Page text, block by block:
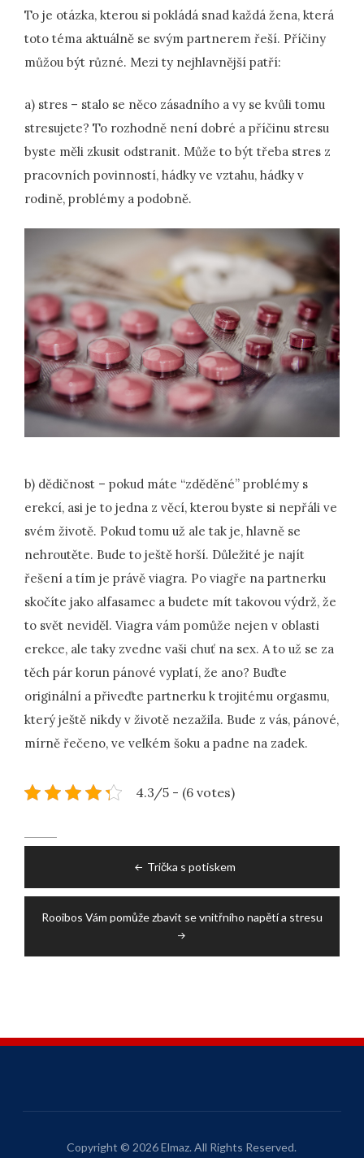
To je otázka, kterou si pokládá snad každá žena, která
toto téma aktuálně se svým partnerem řeší. Příčiny
můžou být různé. Mezi ty nejhlavnější patří:
a) stres – stalo se něco zásadního a vy se kvůli tomu
stresujete? To rozhodně není dobré a příčinu stresu
byste měli zkusit odstranit. Může to být třeba stres z
pracovních povinností, hádky ve vztahu, hádky v
rodině, problémy a podobně.
b) dědičnost – pokud máte “zděděné” problémy s
erekcí, asi je to jedna z věcí, kterou byste si nepřáli ve
svém životě. Pokud tomu už ale tak je, hlavně se
nehroutěte. Bude to ještě horší. Důležité je najít
řešení a tím je právě viagra. Po viagře na partnerku
skočíte jako alfasamec a budete mít takovou výdrž, že
to svět neviděl. Viagra vám pomůže nejen v oblasti
erekce, ale taky zvedne vaši chuť na sex. A to už se za
těch pár korun pánové vyplatí, že ano? Buďte
originální a přiveďte partnerku k trojitému orgasmu,
který ještě nikdy v životě nezažila. Bude z vás, pánové,
mírně řečeno, ve velkém šoku a padne na zadek.
4.3/5 - (6 votes)
Trička s potiskem
Rooibos Vám pomůže zbavit se vnitřního napětí a stresu
Copyright © 2026 Elmaz. All Rights Reserved.